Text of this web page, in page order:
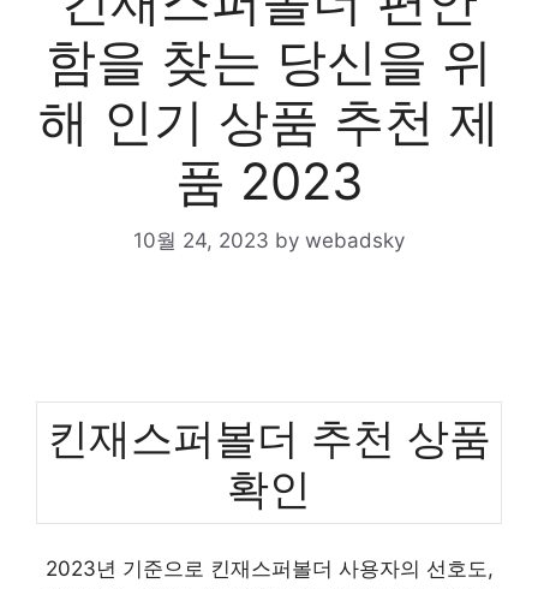
함을 찾는 당신을 위
해 인기 상품 추천 제
품 2023
10월 24, 2023 by webadsky
킨재스퍼볼더 추천 상품
확인
2023년 기준으로 킨재스퍼볼더 사용자의 선호도,